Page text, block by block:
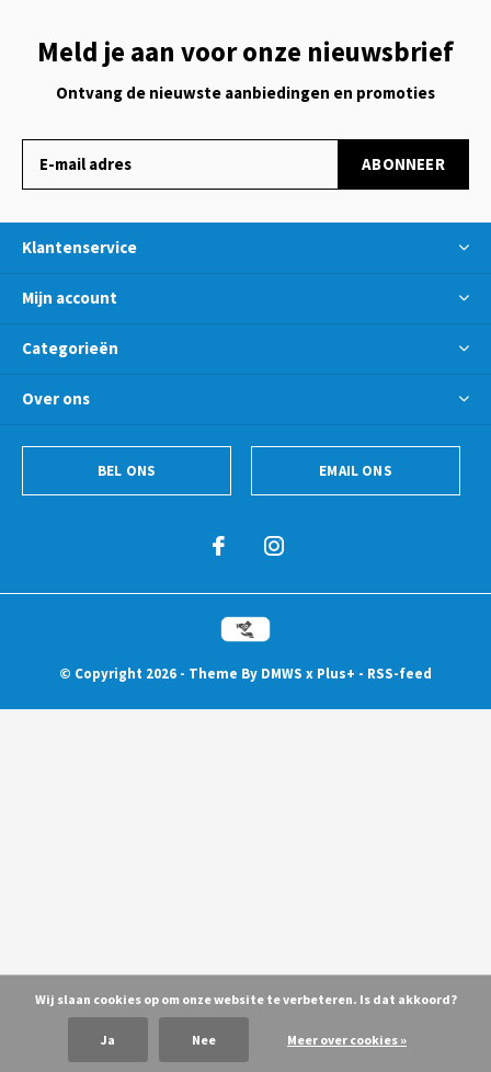
Meld je aan voor onze nieuwsbrief
Ontvang de nieuwste aanbiedingen en promoties
ABONNEER
Klantenservice
Mijn account
Categorieën
Over ons
BEL ONS EMAIL ONS
© Copyright 2026 - Theme By DMWS x Plus+ - RSS-feed
Wij slaan cookies op om onze website te verbeteren. Is dat akkoord?
Ja Nee Meer over cookies »